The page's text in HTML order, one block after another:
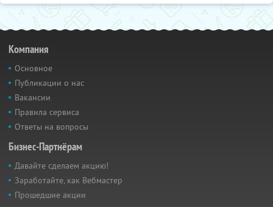
Компания
Основное
Публикации о нас
Вакансии
Правила сервиса
Ответы на вопросы
Бизнес-Партнёрам
Давайте сделаем акцию!
Заработайте, как Вебмастер
Прошедшие акции